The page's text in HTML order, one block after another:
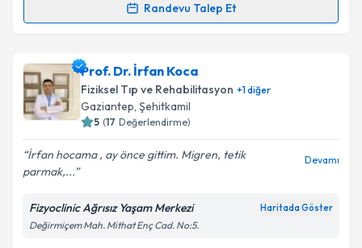
Randevu Talep Et
takvim hazırlandığında e-posta ile bilgilendireceğiz.
E-posta Adresiniz
kapsamda işlenmesini kabul ediyorum.
Prof. Dr. İrfan Koca
Fiziksel Tıp ve Rehabilitasyon +1diğer
Gaziantep, Şehitkamil
5 (17 Değerlendirme)
İrfan hocama , ay önce gittim. Migren, tetik
parmak,...
Devamı
Fizyoclinic Ağrısız Yaşam Merkezi Haritada Göster
Değirmiçem Mah. Mithat Enç Cad. No:5.